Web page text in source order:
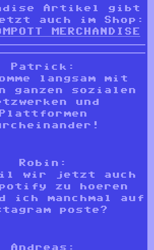
Artikel gibt
auch im Shop:
MERCHANDISE
Patrick:
langsam mit
ganzen sozialen
und
Plattformen
Robin:
wir jetzt auch
zu hoeren
ich manchmal auf
poste?
Andreas: